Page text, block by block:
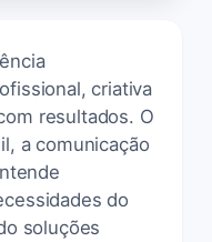
criativa
resultados. O
a comunicação
do
soluções